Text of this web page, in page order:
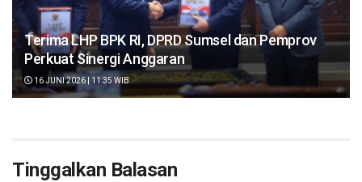
Terima LHP BPK RI, DPRD Sumsel dan Pemprov
Perkuat Sinergi Anggaran
16 JUNI 2026 | 11:35 WIB
Tinggalkan Balasan